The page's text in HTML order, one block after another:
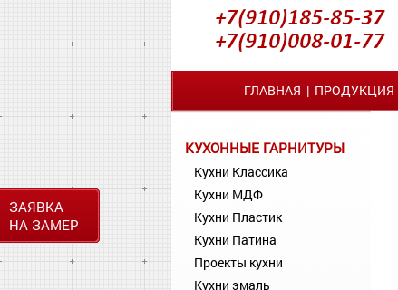
ЗАЯВКА
НА ЗАМЕР
ГЛАВНАЯ | ПРОДУКЦИЯ
КУХОННЫЕ ГАРНИТУРЫ
Кухни Классика
Кухни МДФ
Кухни Пластик
Кухни Патина
Проекты кухни
Кухни эмаль